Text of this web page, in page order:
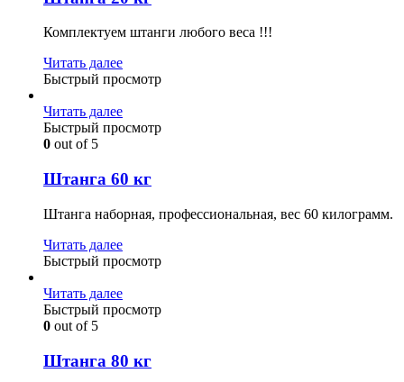
Комплектуем штанги любого веса !!!
Читать далее
Быстрый просмотр
Читать далее
Быстрый просмотр
0 out of 5
Штанга 60 кг
Штанга наборная, профессиональная, вес 60 килограмм.
Читать далее
Быстрый просмотр
Читать далее
Быстрый просмотр
0 out of 5
Штанга 80 кг